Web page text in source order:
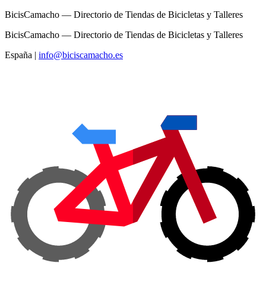
BicisCamacho — Directorio de Tiendas de Bicicletas y Talleres
BicisCamacho — Directorio de Tiendas de Bicicletas y Talleres
España | info@biciscamacho.es